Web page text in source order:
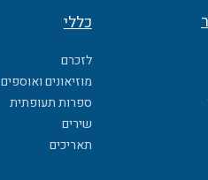
כללי
לזכרם
מוזיאונים ואוספים
ספרות תעופתית
שירים
תאריכים